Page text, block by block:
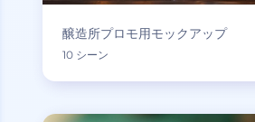
醸造所プロモ用モックアップ
10 シーン